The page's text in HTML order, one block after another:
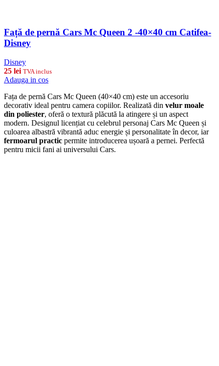
Față de pernă Cars Mc Queen 2 -40×40 cm Catifea-
Disney
Disney
25 lei TVA inclus
Adauga in cos
Fața de pernă Cars Mc Queen (40×40 cm) este un accesoriu
decorativ ideal pentru camera copiilor. Realizată din velur moale
din poliester, oferă o textură plăcută la atingere și un aspect
modern. Designul licențiat cu celebrul personaj Cars Mc Queen și
culoarea albastră vibrantă aduc energie și personalitate în decor, iar
fermoarul practic permite introducerea ușoară a pernei. Perfectă
pentru micii fani ai universului Cars.